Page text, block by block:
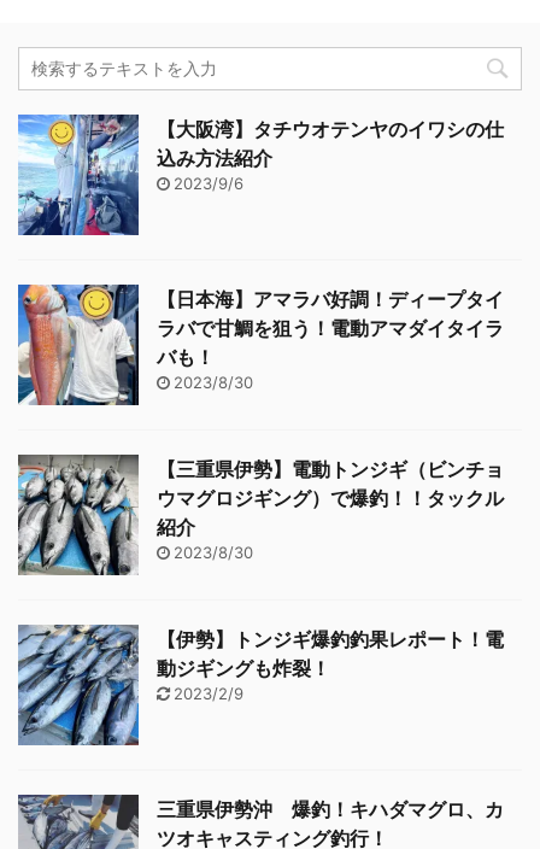
【大阪湾】タチウオテンヤのイワシの仕
込み方法紹介
2023/9/6
【日本海】アマラバ好調！ディープタイ
ラバで甘鯛を狙う！電動アマダイタイラ
バも！
2023/8/30
【三重県伊勢】電動トンジギ（ビンチョ
ウマグロジギング）で爆釣！！タックル
紹介
2023/8/30
【伊勢】トンジギ爆釣釣果レポート！電
動ジギングも炸裂！
2023/2/9
三重県伊勢沖 爆釣！キハダマグロ、カ
ツオキャスティング釣行！